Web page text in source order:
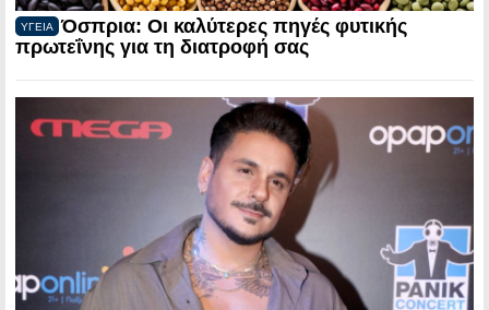
ΥΓΕΙΑ
Όσπρια: Οι καλύτερες πηγές φυτικής
πρωτεΐνης για τη διατροφή σας